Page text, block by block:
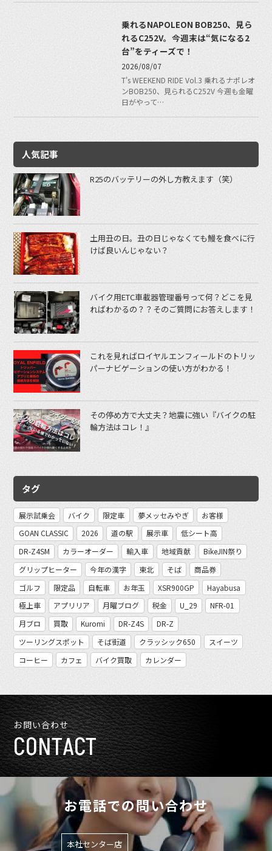
乗れるNAPOLEON BOB250、見ら
れるC252V。今週末は“気になる2
台”をティーズで！
2026/08/07
T's WEEKEND RIDE Vol.3 乗れるナポレオ
ンBOB250、見られるC252V 今週も金曜
日がやって…
人気記事
R25のバッテリーの外し方教えます（笑）
土用丑の日。丑の日じゃなくても鰻を食べに行
けば良いんじゃない？
バイク用ETC車載器管理番号って何？どこを見
ればわかるの？？そのご質問にお答えします！
これを見ればロイヤルエンフィールドのトリッ
パーナビゲーションの使い方がわかる！
その停め方で大丈夫？地震に強い『バイクの駐
輪方法はコレ！』
タグ
展示試乗会 バイク 限定車 夢メッセみやぎ
お客様
GOAN CLASSIC
2026 道の駅 展示車
低シート高
DR-Z4SM
カラーオーダー 輸入車 地域貢献
BikeJIN祭り
グリップヒーター
今年の漢字 東北 そば
商品券
ゴルフ
限定品 自転車 お年玉 XSR900GP
Hayabusa
極上車
アプリリア 月曜ブログ 税金 U_29
NFR-01
月ブロ
買取 Kuromi DR-Z4S
DR-Z
ツーリングスポット
そば街道 クラッシック650
スイーツ
コーヒー
カフェ バイク買取 カレンダー
お問い合わせ
CONTACT
お電話での問い合わせ
本社センター店